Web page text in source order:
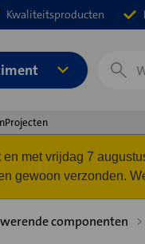
Kwaliteitsproducten
Zoeken
Projecten
met vrijdag 7
gewoon verzonden.
componenten